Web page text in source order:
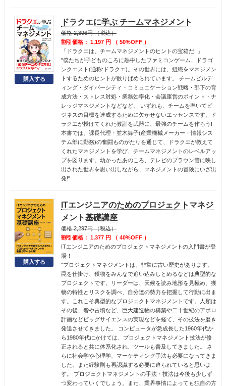
ドラクエに学ぶ チームマネジメント
価格 2,396円 （税込）
割引価格： 1,197 円 （ 50%OFF ）
「ドラクエは、チームマネジメントのヒントの宝箱だ! 」
"僕たちが子どものころに熱中したファミコンゲーム、ドラゴ
ンクエスト(通称:ドラクエ)。その世界には、組織をマネジメン
トするためのヒントが散りばめられています。 チームビルデ
ィング・ダイバーシティ・コミュニケーション戦略・部下の育
成方法・ストレス対処・業務効率化・会議運営のポイント・ナ
レッジマネジメントなどなど。 いずれも、チームを率いてビ
ジネスの目標を達成するために欠かせないエッセンスです。ド
ラクエが授けてくれた教訓を武器に、最強のチームを作ろう!
本書では、課長代理・並木舞子(産業機械メーカー・情報シス
テム部に勤務)の奮闘ものがたりを通じて、ドラクエが教えて
くれたマネジメントを学び、チームマネジメントのレベルアッ
プを図ります。幼かったあのころ、テレビのブラウン管に映し
出された世界を思い出しながら、マネジメントの冒険にいざ出
発!"
ITエンジニアのためのプロジェクトマネジ
メント基礎講座
価格 2,297円 （税込）
割引価格： 1,377 円 （ 40%OFF ）
ITエンジニアのためのプロジェクトマネジメントの入門書が登
場！
"プロジェクトマネジメントは、非常に古い歴史があります。
罠を仕掛け、獲物をみんなで追い込みしとめるなどは典型的な
プロジェクトです。リーダーは、天候を読み地形を見極め、獲
物の特性とリスクを調べ、自分達の勢力を把握して行動に出ま
す。これこそ典型的なプロジェクトマネジメントです。人類は
その後、砦や古墳など、巨大建造物の構築や二十世紀のアポロ
計画などビッグサイエンスの実現などを経て、その技法を磨き
発達させてきました。 コンピュータが急成長した1960年代か
ら1980年代にかけては、プロジェクトマネジメント技法が修
正されると共に体系化され、ツールも普及してきました。 さ
らに社会学や心理学、マーケティング手法も必要になってきま
した。また経験則も再認識する必要に迫られていると思いま
す。 プロジェクトマネジメントの手法・技法は今後も少しず
つ変わっていくでしょう。また、業界事情によっても独自の方